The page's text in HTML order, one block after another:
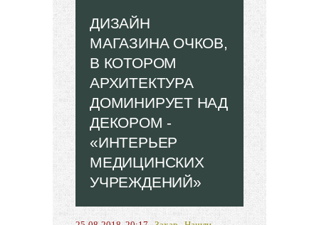
ДИЗАЙН
МАГАЗИНА ОЧКОВ,
В КОТОРОМ
АРХИТЕКТУРА
ДОМИНИРУЕТ НАД
ДЕКОРОМ -
«ИНТЕРЬЕР
МЕДИЦИНСКИХ
УЧРЕЖДЕНИЙ»